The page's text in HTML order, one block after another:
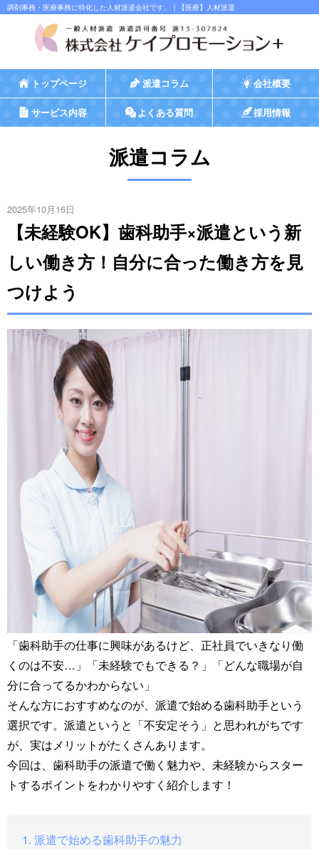
調剤事務・医療事務に特化した人材派遣会社です。｜【医療】人材派遣
トップページ 派遣コラム 会社概要
サービス内容 よくある質問 採用情報
派遣コラム
2025年10月16日
【未経験OK】歯科助手×派遣という新
しい働き方！自分に合った働き方を見
つけよう
「歯科助手の仕事に興味があるけど、正社員でいきなり働
くのは不安…」「未経験でもできる？」「どんな職場が自
分に合ってるかわからない」
そんな方におすすめなのが、派遣で始める歯科助手という
選択です。派遣というと「不安定そう」と思われがちです
が、実はメリットがたくさんあります。
今回は、歯科助手の派遣で働く魅力や、未経験からスター
トするポイントをわかりやすく紹介します！
1. 派遣で始める歯科助手の魅力